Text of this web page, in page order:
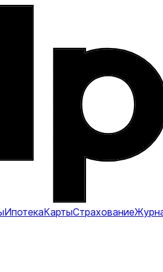
ИпотекаКартыСтрахование